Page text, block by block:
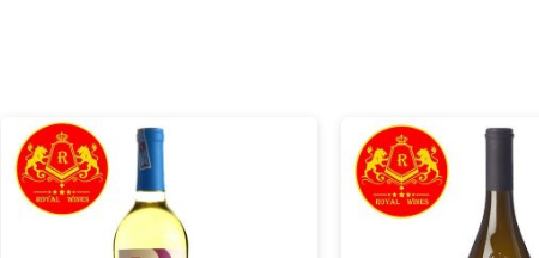
và cấu trúc tinh tế, Laroche Les Chanoines Chablis là
mát và sảng khoái được đánh thức và tôn vinh.